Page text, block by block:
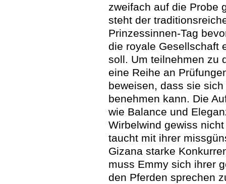
zweifach auf die Probe
steht der
Prinzessinnen-Tag
die royale Gesellschaft
soll. Um teilnehmen zu
eine Reihe an
beweisen, dass sie
benehmen kann. Die
wie Balance und
Wirbelwind gewiss
taucht mit ihrer
Gizana starke
muss Emmy sich ihrer
den Pferden sprechen